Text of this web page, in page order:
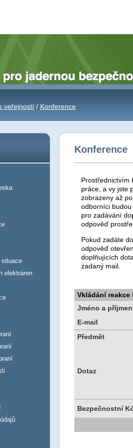
veřejností / Konference
Konference
Prostřednictvím
práce, a vy jste
zobrazeny až
odborníci
pro zadávání
odpověď
Pokud zadáte
odpověď
doplňujících
zadaný mail.
Vkládání reakce
Jméno a
E-mail
Předmět
Dotaz
Bezpečnostní
situace
elektráren